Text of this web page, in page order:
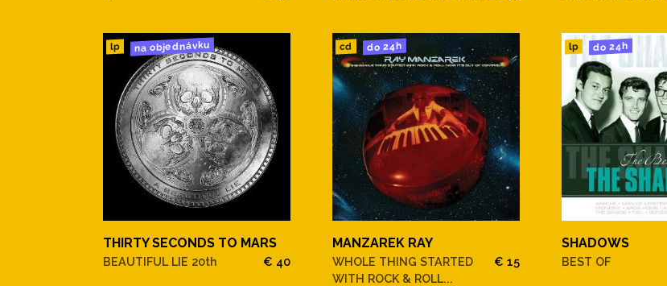
lp na objednávku
THIRTY SECONDS TO MARS
BEAUTIFUL LIE 20th € 40
cd do 24h
MANZAREK RAY
WHOLE THING STARTED
WITH ROCK & ROLL...
€ 15
lp do 24h
SHADOWS
BEST OF